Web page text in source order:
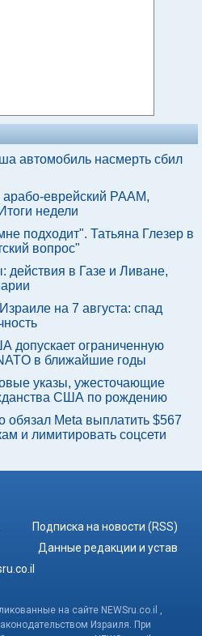
автомобиль насмерть сбил
еврейский РААМ,
недели
подходит". Татьяна Глезер в
вопрос"
действия в Газе и Ливане,
на 7 августа: спад
допускает ограниченную
в ближайшие годы
указы, ужесточающие
США по рождению
обязал Meta выплатить $567
и лимитировать соцсети
Подписка на новости (RSS)
Данные редакции и устав
на сайте NEWSru.co.il ,
Израиля. При